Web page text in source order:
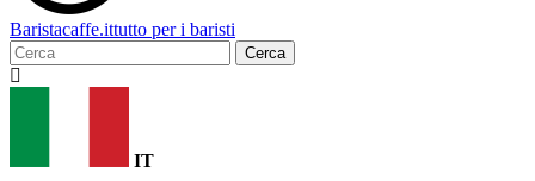
Baristacaffe.ittutto per i baristi
Cerca
IT